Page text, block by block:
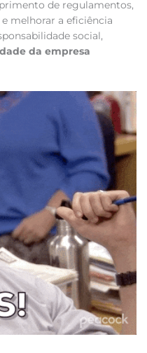
de regulamentos,
melhorar a eficiência
social,
da empresa